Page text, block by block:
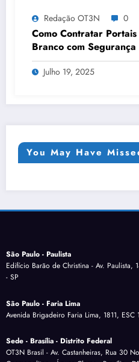
Redação OT3N 0
Como Contratar
Branco com
Julho 19, 2025
You May Have
São Paulo - Paulista
Edifício Barão de Christina - Av. Paulista,
- SP
São Paulo - Faria Lima
Avenida Brigadeiro Faria Lima, 1811, ESC
Sede - Brasília - Distrito Federal
OT3N Brasil - Av. Castanheiras, Rua 30